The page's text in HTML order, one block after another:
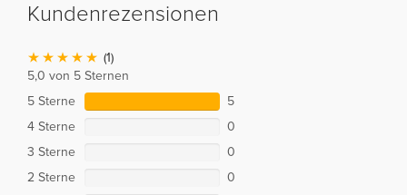
Kundenrezensionen
(1)
5,0 von 5 Sternen
5 Sterne
5
4 Sterne
0
3 Sterne
0
2 Sterne
0